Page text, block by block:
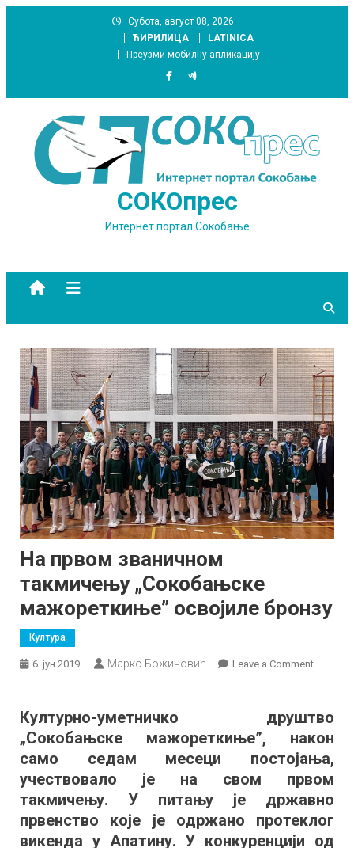
Субота, август 08, 2026
ЋИРИЛИЦА
LATINICA
Преузми мобилну апликацију
СОКОпрес
Интернет портал Сокобање
На првом званичном
такмичењу „Сокобањске
мажореткиње” освојиле бронзу
Култура
6. јун 2019. Марко Божиновић Leave a Commenton
бронзу
Културно-уметничко друштво
„Сокобањске мажореткиње”, након
само седам месеци постојања,
учествовало је на свом првом
такмичењу. У питању је државно
првенство које је одржано протеклог
викенда у Апатину. У конкуренцији од